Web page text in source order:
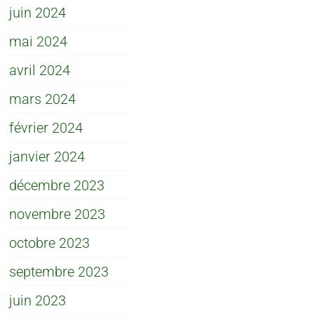
juin 2024
mai 2024
avril 2024
mars 2024
février 2024
janvier 2024
décembre 2023
novembre 2023
octobre 2023
septembre 2023
juin 2023